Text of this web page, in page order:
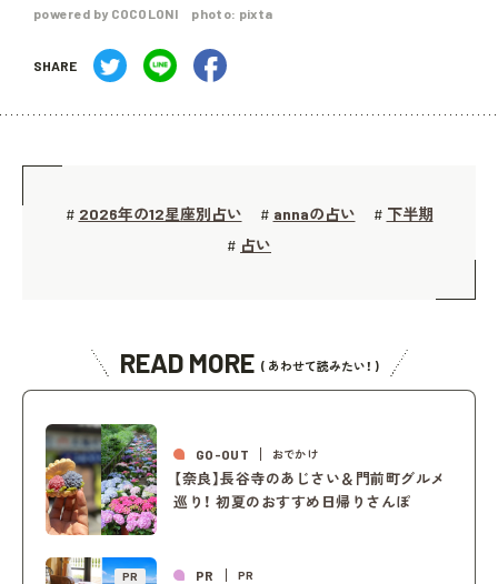
powered by COCOLONI photo: pixta
SHARE
# 2026年の12星座別占い # annaの占い # 下半期
# 占い
READ MORE ( あわせて読みたい！ )
GO-OUT おでかけ
【奈良】長谷寺のあじさい＆門前町グルメ
巡り！ 初夏のおすすめ日帰りさんぽ
PR PR PR